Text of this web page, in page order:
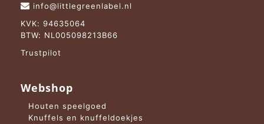
info@littlegreenlabel.nl
KVK: 94635064
BTW: NL005098213B66
Trustpilot
Webshop
Houten speelgoed
Knuffels en knuffeldoekjes